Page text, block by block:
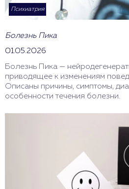
Психиатрия
Болезнь Пика
01.05.2026
Болезнь Пика —
приводящее к изменениям
Описаны причины, симптомы,
особенности течения болезни.